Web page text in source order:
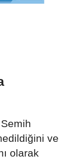
ve
olarak